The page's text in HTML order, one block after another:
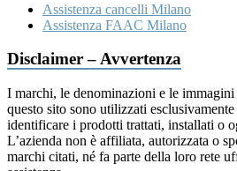
Assistenza cancelli Milano
Assistenza FAAC Milano
Disclaimer – Avvertenza
I marchi, le denominazioni e le immagini
questo sito sono utilizzati
identificare i prodotti trattati, installati o
L’azienda non è affiliata, autorizzata o
marchi citati, né fa parte della loro rete